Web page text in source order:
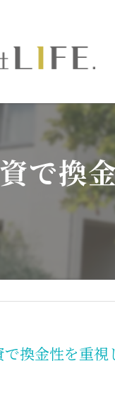
で換
で換金性を重